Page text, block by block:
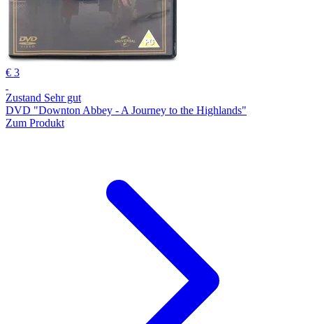
€ 3
Zustand Sehr gut
DVD "Downton Abbey - A Journey to the Highlands"
Zum Produkt